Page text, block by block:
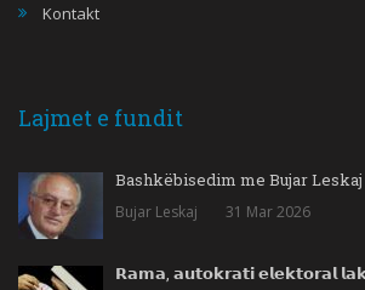
Kontakt
Lajmet e fundit
Bashkëbisedim me Bujar Leskaj
Bujar Leskaj 31 Mar 2026
𝗥𝗮𝗺𝗮, 𝗮𝘂𝘁𝗼𝗸𝗿𝗮𝘁𝗶 𝗲𝗹𝗲𝗸𝘁𝗼𝗿𝗮𝗹